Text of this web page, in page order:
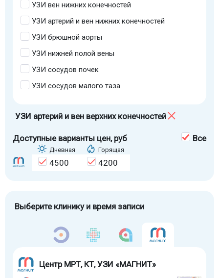
УЗИ вен нижних конечностей
УЗИ артерий и вен нижних конечностей
УЗИ брюшной аорты
УЗИ нижней полой вены
УЗИ сосудов почек
УЗИ сосудов малого таза
УЗИ артерий и вен верхних конечностей
Доступные варианты цен, руб Все
Дневная Горящая
4500 4200
Выберите клинику и время записи
Центр МРТ, КТ, УЗИ «МАГНИТ»